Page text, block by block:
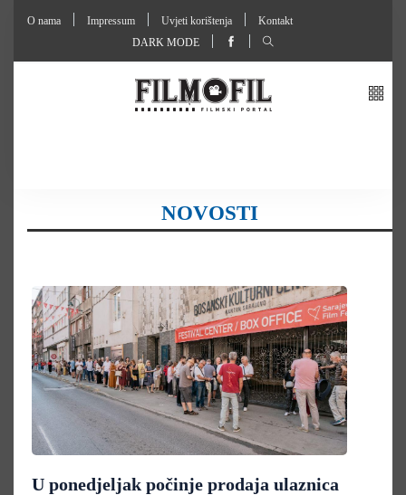
O nama Impressum Uvjeti korištenja
Kontakt
DARK MODE
NOVOSTI
U ponedjeljak počinje prodaja ulaznica